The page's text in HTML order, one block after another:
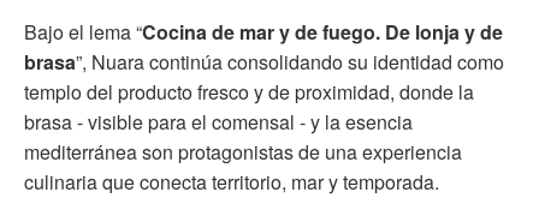
Bajo el lema “Cocina de mar y de fuego. De lonja y de
brasa”, Nuara continúa consolidando su identidad como
templo del producto fresco y de proximidad, donde la
brasa - visible para el comensal - y la esencia
mediterránea son protagonistas de una experiencia
culinaria que conecta territorio, mar y temporada.